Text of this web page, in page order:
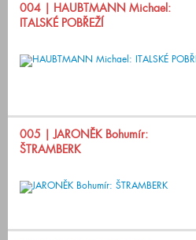
004 | HAUBTMANN Michael:
ITALSKÉ POBŘEŽÍ
005 | JARONĚK Bohumír:
ŠTRAMBERK